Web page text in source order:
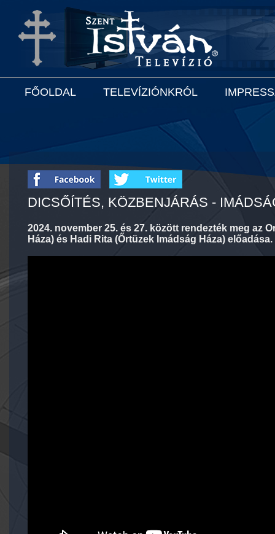
FŐOLDAL TELEVÍZIÓNKRÓL
DICSŐÍTÉS, KÖZBENJÁRÁS -
2024. november 25. és 27. között rendezték meg az
Háza) és Hadi Rita (Őrtüzek Imádság Háza) előadása.